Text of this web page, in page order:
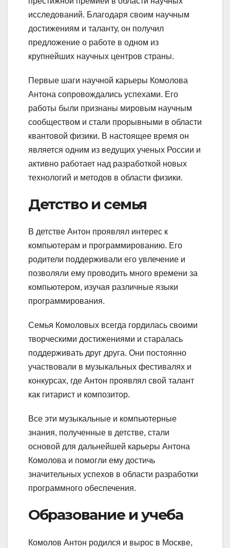
исследований. Благодаря своим научным
достижениям и таланту, он получил
предложение о работе в одном из
крупнейших научных центров страны.
Первые шаги научной карьеры Комолова
Антона сопровождались успехами. Его
работы были признаны мировым научным
сообществом и стали прорывными в области
квантовой физики. В настоящее время он
является одним из ведущих ученых России и
активно работает над разработкой новых
технологий и методов в области физики.
Детство и семья
В детстве Антон проявлял интерес к
компьютерам и программированию. Его
родители поддерживали его увлечение и
позволяли ему проводить много времени за
компьютером, изучая различные языки
программирования.
Семья Комоловых всегда гордилась своими
творческими достижениями и старалась
поддерживать друг друга. Они постоянно
участвовали в музыкальных фестивалях и
конкурсах, где Антон проявлял свой талант
как гитарист и композитор.
Все эти музыкальные и компьютерные
знания, полученные в детстве, стали
основой для дальнейшей карьеры Антона
Комолова и помогли ему достичь
значительных успехов в области разработки
программного обеспечения.
Образование и учеба
Комолов Антон родился и вырос в Москве,